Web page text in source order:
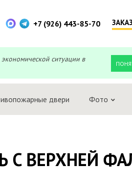
+7 (926) 443-85-70
ситуации в
двери Фото
С ВЕРХНЕЙ